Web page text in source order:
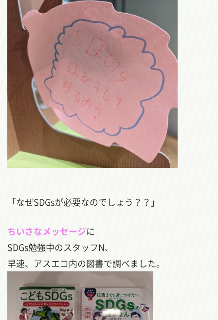
「なぜSDGsが必要なのでしょう？？」
ちいさなメッセージに
SDGs勉強中のスタッフN、
早速、アスエコ内の図書で調べました。